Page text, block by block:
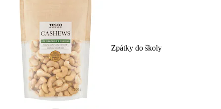
Zpátky do školy